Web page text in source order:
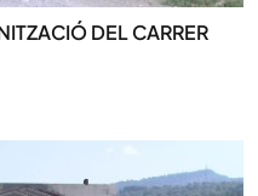
DEL CARRER